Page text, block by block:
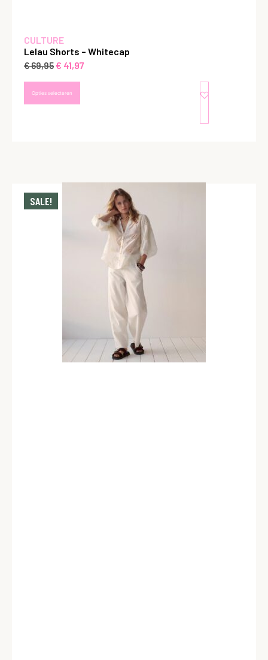
CULTURE
Lelau Shorts – Whitecap
€69,95€ 41,97
Opties selecteren
SALE!